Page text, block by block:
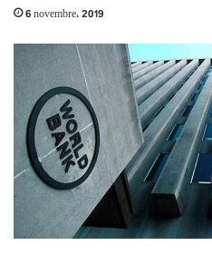
6 novembre، 2019